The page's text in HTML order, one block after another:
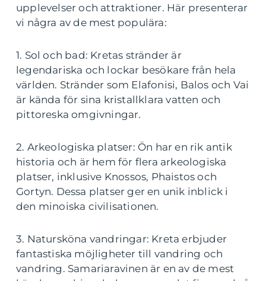
upplevelser och attraktioner. Här presenterar
vi några av de mest populära:
1. Sol och bad: Kretas stränder är
legendariska och lockar besökare från hela
världen. Stränder som Elafonisi, Balos och Vai
är kända för sina kristallklara vatten och
pittoreska omgivningar.
2. Arkeologiska platser: Ön har en rik antik
historia och är hem för flera arkeologiska
platser, inklusive Knossos, Phaistos och
Gortyn. Dessa platser ger en unik inblick i
den minoiska civilisationen.
3. Natursköna vandringar: Kreta erbjuder
fantastiska möjligheter till vandring och
vandring. Samariaravinen är en av de mest